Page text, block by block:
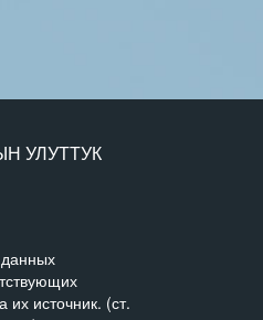
УЛУТТУК
источник. (ст.